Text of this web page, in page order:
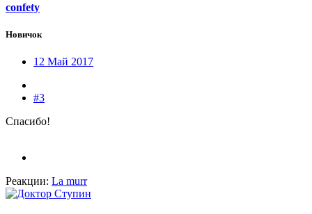
confety
Новичок
12 Май 2017
#3
Спасибо!
Реакции: La murr